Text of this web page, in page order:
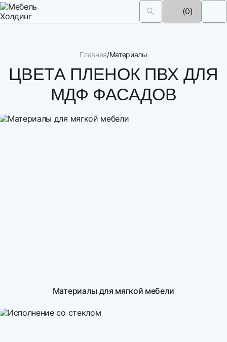
(0)
Главная Материалы
ЦВЕТА ПЛЕНОК ПВХ ДЛЯ
МДФ ФАСАДОВ
Материалы для мягкой мебели